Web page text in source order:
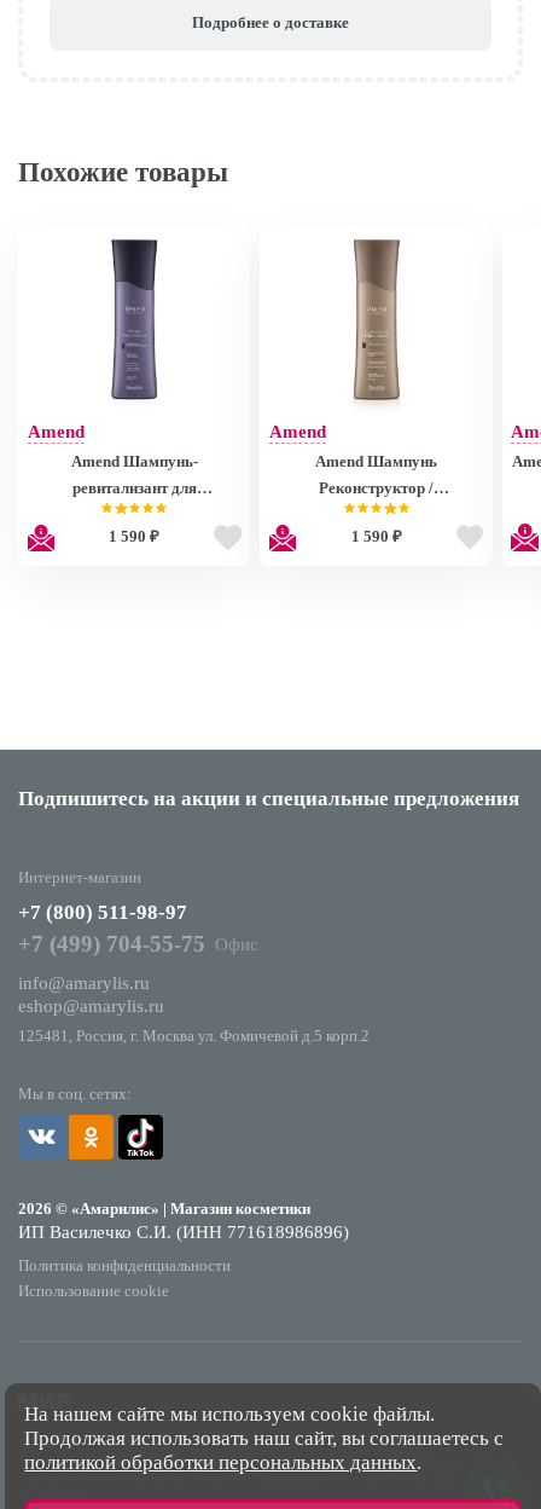
Подробнее о доставке
Похожие товары
Amend
Amend Шампунь-
ревитализант для
поврежденных волос /
Intensifier Shampoo 250 мл
1 590 ₽
Amend
Amend Шампунь
Реконструктор /
Reconstructor Shampoo
Complete Repair 250 мл
1 590 ₽
Подпишитесь на акции и специальные предложения
Мы в соц. сетях:
2026 © «Амарилис» | Магазин косметики
ИП Василечко С.И. (ИНН 771618986896)
Политика конфиденциальности
Использование cookie
Интернет-магазин
+7 (800) 511-98-97
+7 (499) 704-55-75
Офис
info@amarylis.ru
eshop@amarylis.ru
125481, Россия, г. Москва ул. Фомичевой д.5 корп.2
*Обращаем Ваше внимание на то, что данный интернет-сайт носит исключительно
информационный характер и ни при каких условиях не является публичной офертой,
определяемой положениями Статьи 437 Гражданского кодекса Российской
На нашем сайте мы используем cookie файлы.
Продолжая использовать наш сайт, вы соглашаетесь с
политикой обработки персональных данных.